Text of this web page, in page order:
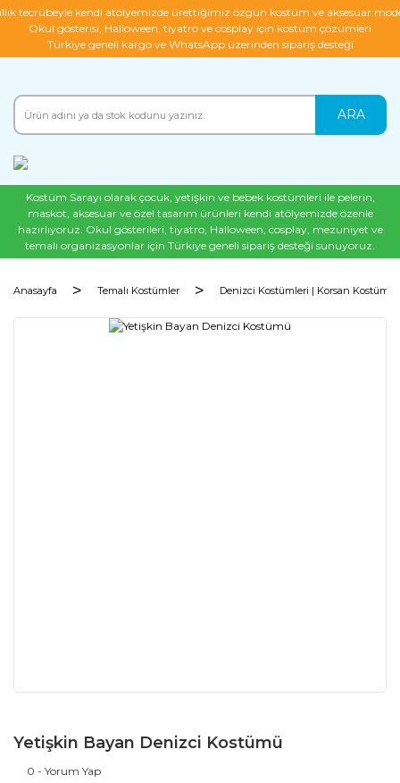
tecrübeyle kendi atölyemizde ürettiğimiz özgün kostüm ve aksesuar
Okul gösterisi, Halloween, tiyatro ve cosplay için kostüm çözümleri
Türkiye geneli kargo ve WhatsApp üzerinden sipariş desteği
ARA
Kostüm Sarayı olarak çocuk, yetişkin ve bebek kostümleri ile pelerin,
maskot, aksesuar ve özel tasarım ürünleri kendi atölyemizde özenle
hazırlıyoruz. Okul gösterileri, tiyatro, Halloween, cosplay, mezuniyet ve
temalı organizasyonlar için Türkiye geneli sipariş desteği sunuyoruz.
Anasayfa Temalı Kostümler Denizci Kostümleri | Korsan
Yetişkin Bayan Denizci Kostümü
0 - Yorum Yap